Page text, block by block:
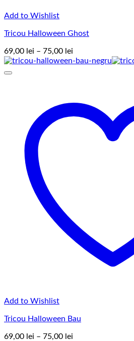
Add to Wishlist
Tricou Halloween Ghost
69,00 lei – 75,00 lei
de
75,00 lei
Add to Wishlist
Tricou Halloween Bau
69,00 lei – 75,00 lei